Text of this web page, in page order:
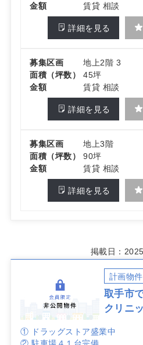
金額
賃貸 相談
詳細を見る
募集区画
地上2階 3
面積（坪数）
45坪
金額
賃貸 相談
詳細を見る
募集区画
地上3階
面積（坪数）
90坪
金額
賃貸 相談
詳細を見る
掲載日：
計画物件
取手市
クリニ
① ドラッグストア盛業中
② 駐車場４１台完備